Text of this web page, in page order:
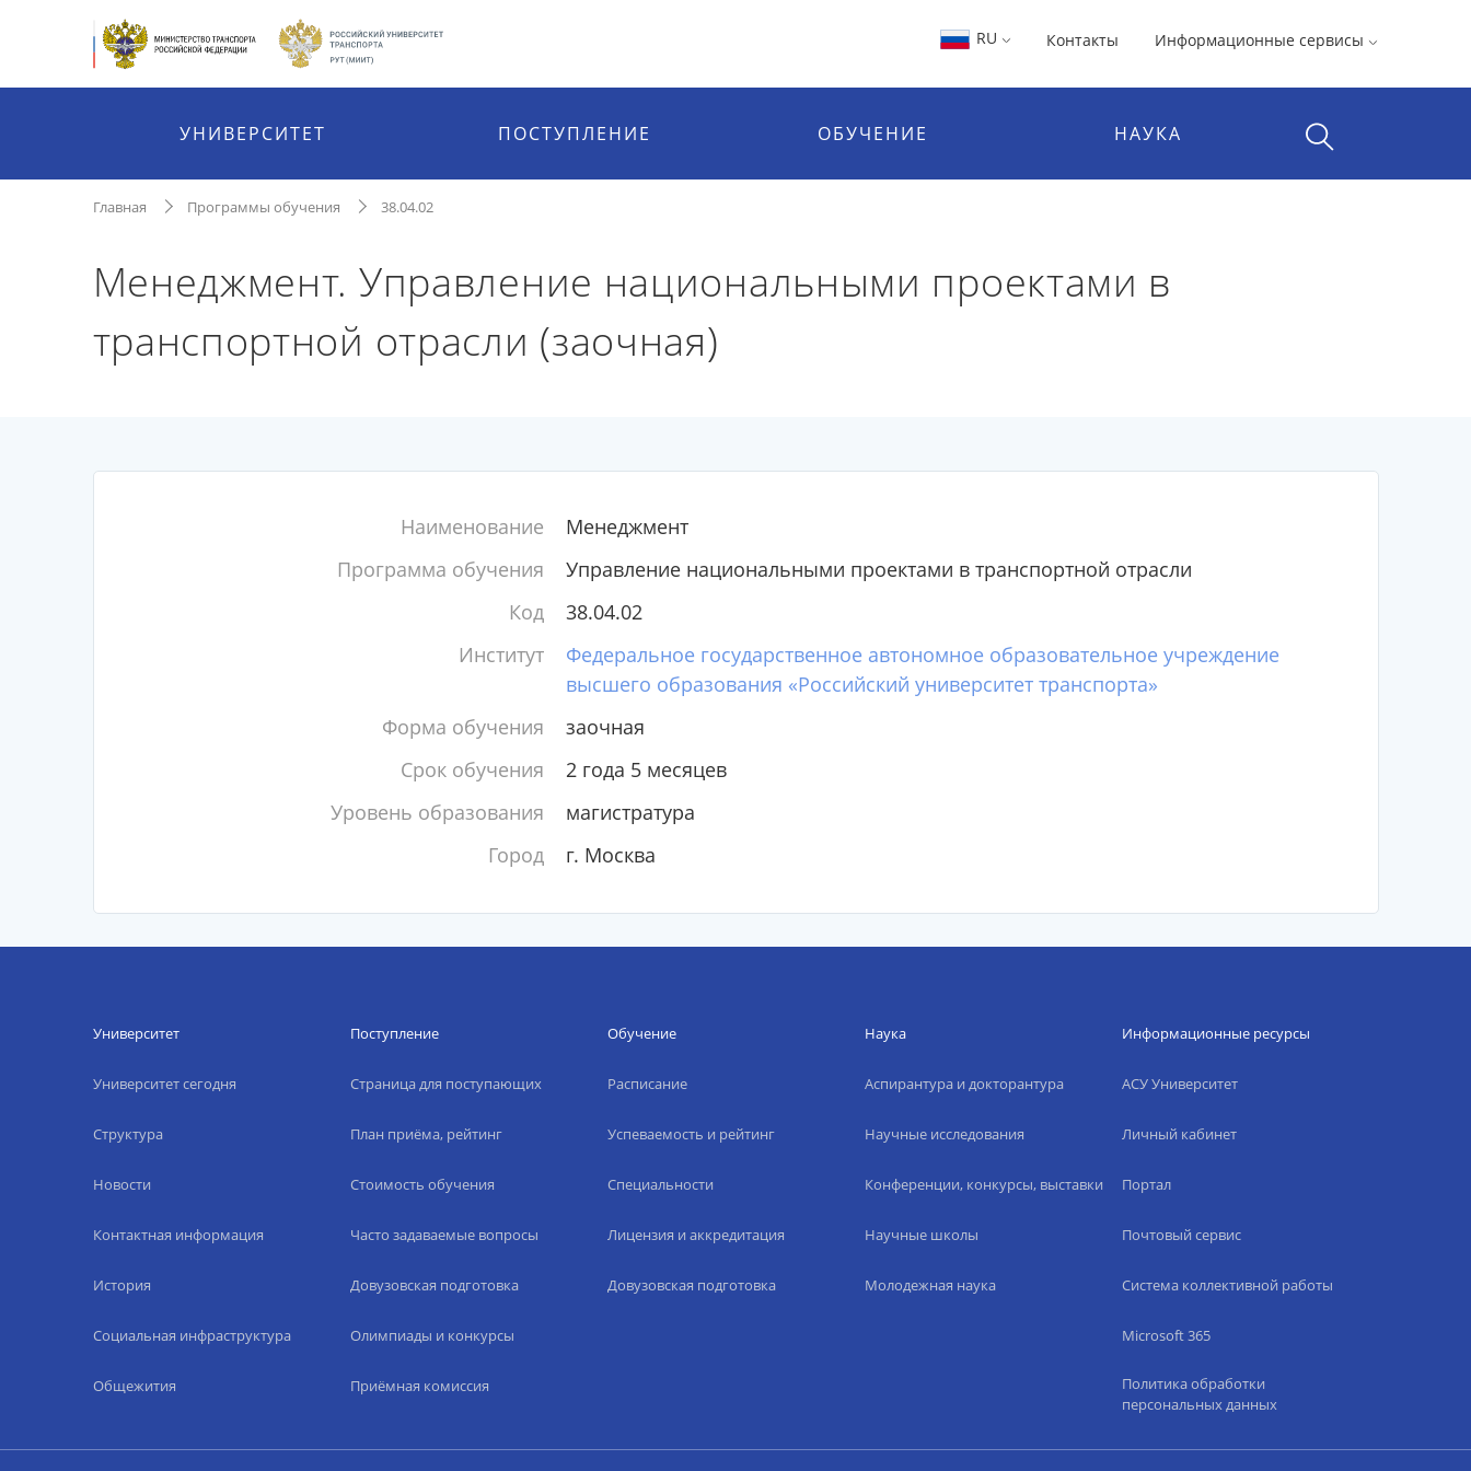
RU Контакты Информационные сервисы
УНИВЕРСИТЕТ ПОСТУПЛЕНИЕ ОБУЧЕНИЕ НАУКА
Главная Программы обучения 38.04.02
Менеджмент. Управление национальными проектами в
транспортной отрасли (заочная)
Наименование
Менеджмент
Программа обучения
Управление национальными проектами в транспортной отрасли
Код
38.04.02
Институт
Федеральное государственное автономное образовательное учреждение
высшего образования «Российский университет транспорта»
Форма обучения
заочная
Срок обучения
2 года 5 месяцев
Уровень образования
магистратура
Город
г. Москва
Университет
Университет сегодня
Структура
Новости
Контактная информация
История
Социальная инфраструктура
Общежития
Поступление
Страница для поступающих
План приёма, рейтинг
Стоимость обучения
Часто задаваемые вопросы
Довузовская подготовка
Олимпиады и конкурсы
Приёмная комиссия
Обучение
Расписание
Успеваемость и рейтинг
Специальности
Лицензия и аккредитация
Довузовская подготовка
Наука
Аспирантура и докторантура
Научные исследования
Конференции, конкурсы, выставки
Научные школы
Молодежная наука
Информационные ресурсы
АСУ Университет
Личный кабинет
Портал
Почтовый сервис
Система коллективной работы
Microsoft 365
Политика обработки
персональных данных